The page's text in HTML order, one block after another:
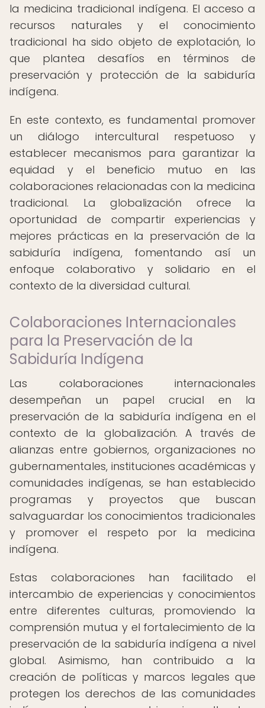
la medicina tradicional indígena. El acceso a
recursos naturales y el conocimiento
tradicional ha sido objeto de explotación, lo
que plantea desafíos en términos de
preservación y protección de la sabiduría
indígena.
En este contexto, es fundamental promover
un diálogo intercultural respetuoso y
establecer mecanismos para garantizar la
equidad y el beneficio mutuo en las
colaboraciones relacionadas con la medicina
tradicional. La globalización ofrece la
oportunidad de compartir experiencias y
mejores prácticas en la preservación de la
sabiduría indígena, fomentando así un
enfoque colaborativo y solidario en el
contexto de la diversidad cultural.
Colaboraciones Internacionales
para la Preservación de la
Sabiduría Indígena
Las colaboraciones internacionales
desempeñan un papel crucial en la
preservación de la sabiduría indígena en el
contexto de la globalización. A través de
alianzas entre gobiernos, organizaciones no
gubernamentales, instituciones académicas y
comunidades indígenas, se han establecido
programas y proyectos que buscan
salvaguardar los conocimientos tradicionales
y promover el respeto por la medicina
indígena.
Estas colaboraciones han facilitado el
intercambio de experiencias y conocimientos
entre diferentes culturas, promoviendo la
comprensión mutua y el fortalecimiento de la
preservación de la sabiduría indígena a nivel
global. Asimismo, han contribuido a la
creación de políticas y marcos legales que
protegen los derechos de las comunidades